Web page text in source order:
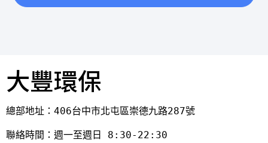
大豐環保
總部地址：406台中市北屯區崇德九路287號
聯絡時間：週一至週日 8:30-22:30